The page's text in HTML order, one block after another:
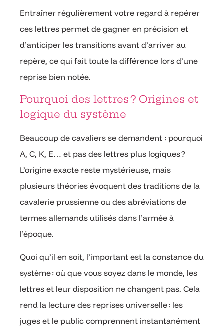
Entraîner régulièrement votre regard à repérer
ces lettres permet de gagner en précision et
d’anticiper les transitions avant d’arriver au
repère, ce qui fait toute la différence lors d’une
reprise bien notée.
Pourquoi des lettres ? Origines et
logique du système
Beaucoup de cavaliers se demandent : pourquoi
A, C, K, E… et pas des lettres plus logiques ?
L’origine exacte reste mystérieuse, mais
plusieurs théories évoquent des traditions de la
cavalerie prussienne ou des abréviations de
termes allemands utilisés dans l’armée à
l’époque.
Quoi qu’il en soit, l’important est la constance du
système : où que vous soyez dans le monde, les
lettres et leur disposition ne changent pas. Cela
rend la lecture des reprises universelle : les
juges et le public comprennent instantanément